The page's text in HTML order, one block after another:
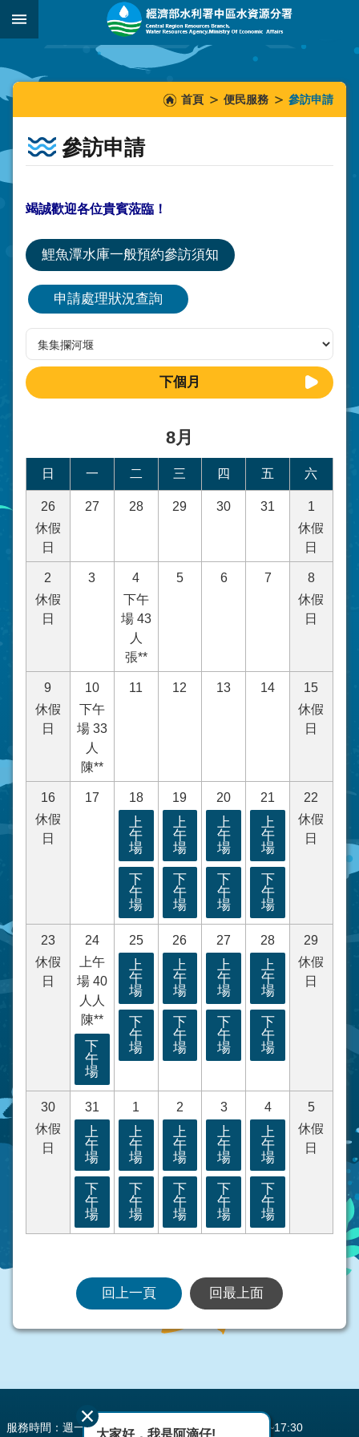
跳到主要內容區塊
::::::
首頁 便民服務 參訪申請
參訪申請
竭誠歡迎各位貴賓蒞臨！
鯉魚潭水庫一般預約參訪須知
申請處理狀況查詢
下個月
8月
日 一 二 三 四 五 六
26
休假
日
27 28 29 30 31
1
休假
日
2
休假
日
3
4
下午
場 43
人
張**
5 6 7
8
休假
日
9
休假
日
10
下午
場 33
人
陳**
11 12 13 14
15
休假
日
16
休假
日
17 18
上
午
場
下
午
場
19
上
午
場
下
午
場
20
上
午
場
下
午
場
21
上
午
場
下
午
場
22
休假
日
23
休假
日
24
上午
場 40
人人
陳**
下
午
場
25
上
午
場
下
午
場
26
上
午
場
下
午
場
27
上
午
場
下
午
場
28
上
午
場
下
午
場
29
休假
日
30
休假
日
31
上
午
場
下
午
場
1
上
午
場
下
午
場
2
上
午
場
下
午
場
3
上
午
場
下
午
場
4
上
午
場
下
午
場
5
休假
日
回上一頁 回最上面
服務時間：週一至週五 AM08:00~12:00 PM13:30~17:30
大家好，我是阿滴仔!